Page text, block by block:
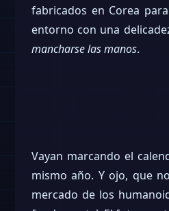
fabricados en Corea
entorno con una
mancharse las manos.
Vayan marcando el
mismo año. Y ojo, que
mercado de los